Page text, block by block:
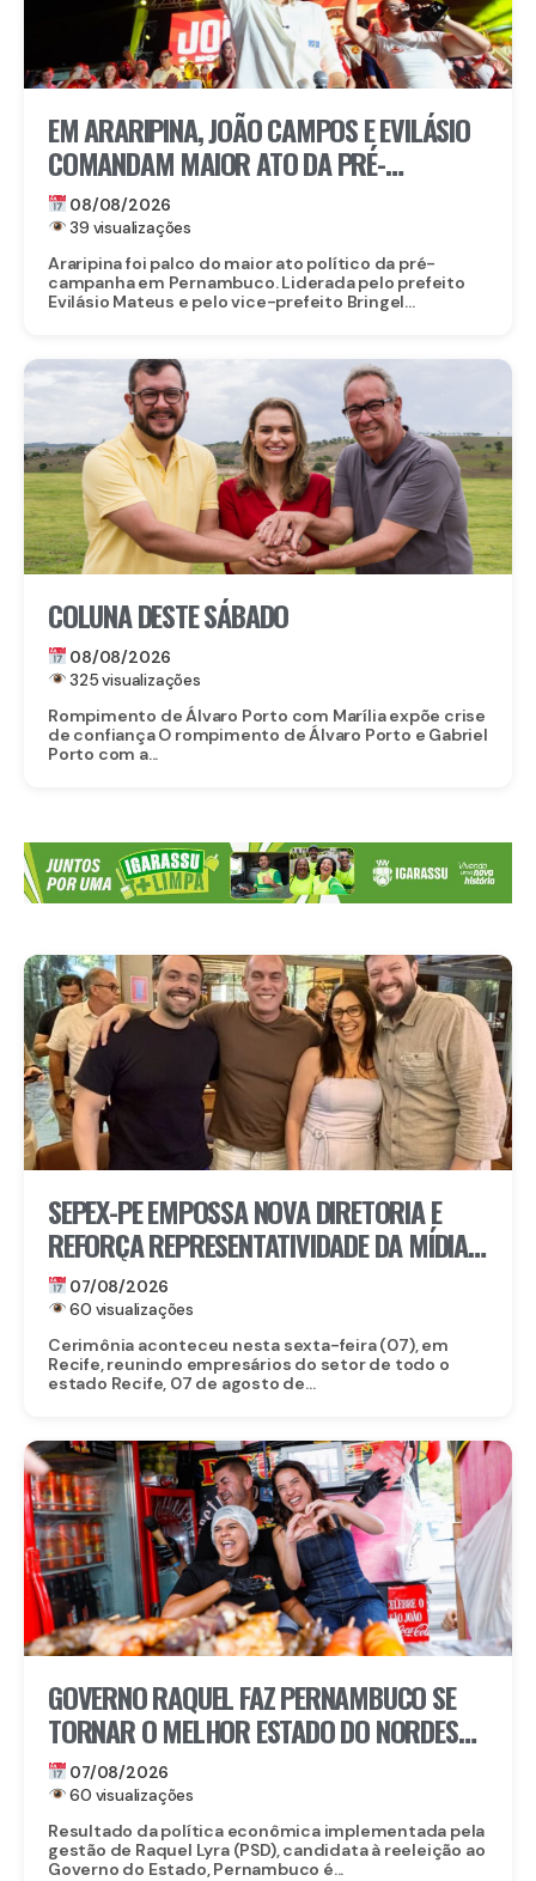
EM ARARIPINA, JOÃO CAMPOS E EVILÁSIO
COMANDAM MAIOR ATO DA PRÉ-
CAMPANHA NO SERTÃO
08/08/2026
39 visualizações
Araripina foi palco do maior ato político da pré-
campanha em Pernambuco. Liderada pelo prefeito
Evilásio Mateus e pelo vice-prefeito Bringel...
COLUNA DESTE SÁBADO
08/08/2026
325 visualizações
Rompimento de Álvaro Porto com Marília expõe crise
de confiança O rompimento de Álvaro Porto e Gabriel
Porto com a...
SEPEX-PE EMPOSSA NOVA DIRETORIA E
REFORÇA REPRESENTATIVIDADE DA MÍDIA
EXTERIOR EM PERNAMBUCO
07/08/2026
60 visualizações
Cerimônia aconteceu nesta sexta-feira (07), em
Recife, reunindo empresários do setor de todo o
estado Recife, 07 de agosto de...
GOVERNO RAQUEL FAZ PERNAMBUCO SE
TORNAR O MELHOR ESTADO DO NORDESTE
PARA EMPREENDER E AVANÇA AO TOP 3
NACIONAL
07/08/2026
60 visualizações
Resultado da política econômica implementada pela
gestão de Raquel Lyra (PSD), candidata à reeleição ao
Governo do Estado, Pernambuco é...